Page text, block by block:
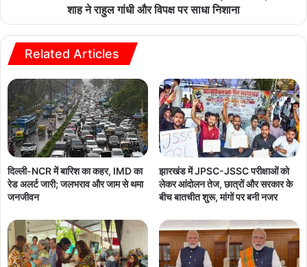
शाह ने राहुल गांधी और विपक्ष पर साधा निशाना
Related Articles
दिल्ली-NCR में बारिश का कहर, IMD का
रेड अलर्ट जारी; जलभराव और जाम से थमा
जनजीवन
झारखंड में JPSC-JSSC परीक्षाओं को
लेकर आंदोलन तेज, छात्रों और सरकार के
बीच बातचीत शुरू, मांगों पर बनी नजर